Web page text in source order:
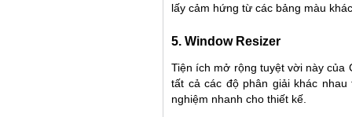
lấy cảm hứng từ các bảng màu
5. Window Resizer
Tiện ích mở rộng tuyệt vời này của
tất cả các độ phân giải khác
nghiệm nhanh cho thiết kế.